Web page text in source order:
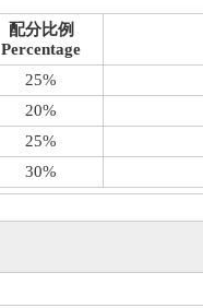
配分比例
Percentage
25%
20%
25%
30%